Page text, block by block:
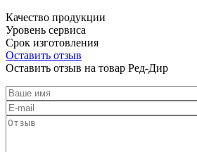
Качество продукции
Уровень сервиса
Срок изготовления
Оставить отзыв
Оставить отзыв на товар Ред-Дир